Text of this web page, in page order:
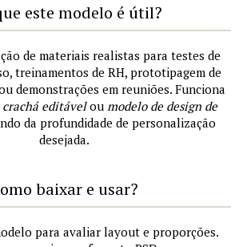
este modelo é útil?
de materiais realistas para testes de
treinamentos de RH, prototipagem de
demonstrações em reuniões. Funciona
crachá editávelou modelo de design de
da profundidade de personalização
desejada.
baixar e usar?
para avaliar layout e proporções.